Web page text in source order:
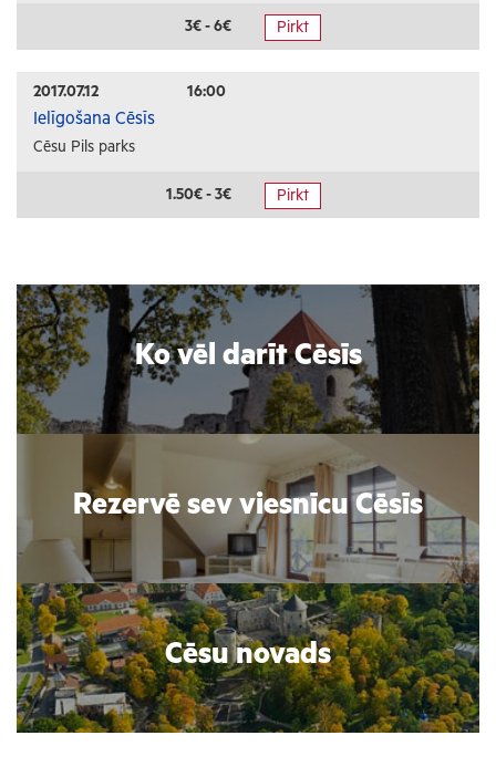
3€ - 6€ Pirkt
2017.07.12 16:00
Ielīgošana Cēsīs
Cēsu Pils parks
1.50€ - 3€ Pirkt
Ko vēl darīt Cēsīs
Rezervē sev viesnīcu Cēsīs
Cēsu novads